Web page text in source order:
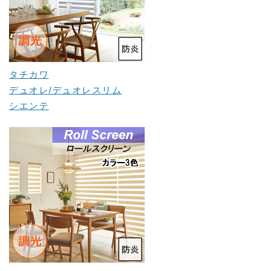
タチカワ
デュオレ/デュオレスリム
シエンテ